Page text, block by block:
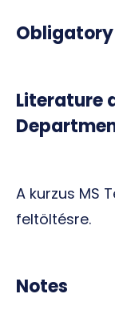
Literature
A kurzus MS
feltöltésre.
Notes